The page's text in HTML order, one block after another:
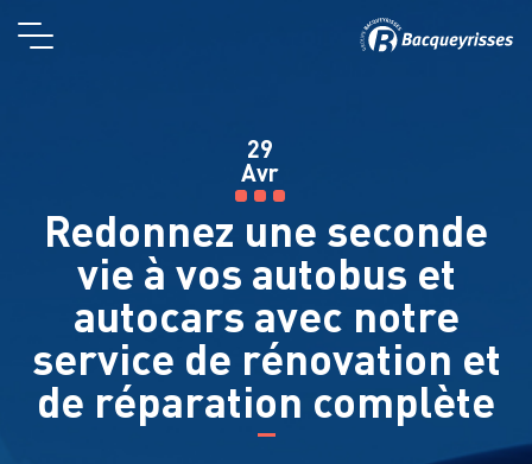
29
Avr
Redonnez une seconde
vie à vos autobus et
autocars avec notre
service de rénovation et
de réparation complète